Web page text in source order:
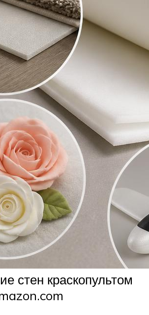
стен краскопультом